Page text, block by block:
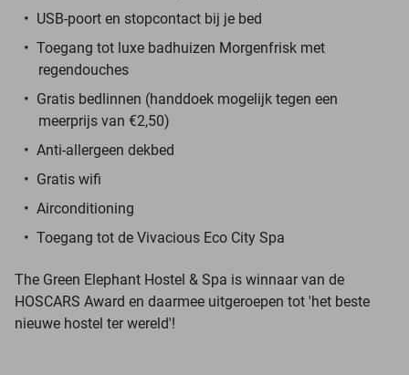
USB-poort en stopcontact bij je bed
Toegang tot luxe badhuizen Morgenfrisk met
regendouches
Gratis bedlinnen (handdoek mogelijk tegen een
meerprijs van €2,50)
Anti-allergeen dekbed
Gratis wifi
Airconditioning
Toegang tot de Vivacious Eco City Spa
The Green Elephant Hostel & Spa is winnaar van de
HOSCARS Award en daarmee uitgeroepen tot 'het beste
nieuwe hostel ter wereld'!